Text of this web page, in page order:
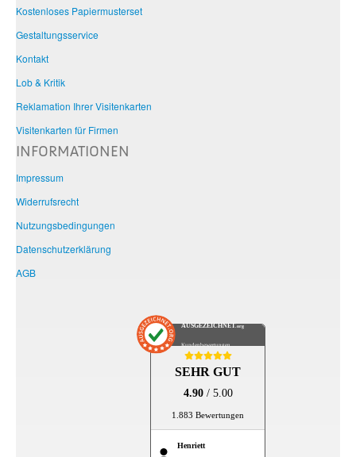
Kostenloses Papiermusterset
Gestaltungsservice
Kontakt
Lob & Kritik
Reklamation Ihrer Visitenkarten
Visitenkarten für Firmen
INFORMATIONEN
Impressum
Widerrufsrecht
Nutzungsbedingungen
Datenschutzerklärung
AGB
AUSGEZEICHNET .org
Kundenbewertungen
SEHR GUT
4.90 / 5.00
1.883 Bewertungen
Henriett